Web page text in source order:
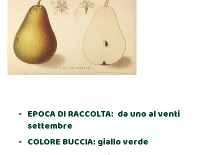
EPOCA DI RACCOLTA: da uno al venti
settembre
COLORE BUCCIA: giallo verde